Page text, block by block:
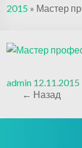
2015 » Мастер
admin 12.11.2015
← Назад